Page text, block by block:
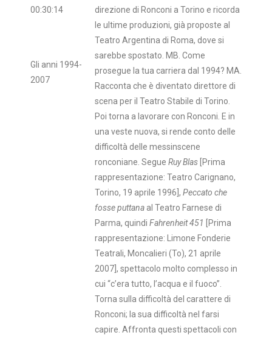
00:30:14
Gli anni 1994-
2007
direzione di Ronconi a Torino e ricorda
le ultime produzioni, già proposte al
Teatro Argentina di Roma, dove si
sarebbe spostato. MB. Come
prosegue la tua carriera dal 1994? MA.
Racconta che è diventato direttore di
scena per il Teatro Stabile di Torino.
Poi torna a lavorare con Ronconi. E in
una veste nuova, si rende conto delle
difficoltà delle messinscene
ronconiane. Segue Ruy Blas [Prima
rappresentazione: Teatro Carignano,
Torino, 19 aprile 1996], Peccato che
fosse puttana al Teatro Farnese di
Parma, quindi Fahrenheit 451
[Prima
rappresentazione: Limone Fonderie
Teatrali, Moncalieri (To), 21 aprile
2007], spettacolo molto complesso in
cui “c’era tutto, l’acqua e il fuoco”.
Torna sulla difficoltà del carattere di
Ronconi; la sua difficoltà nel farsi
capire. Affronta questi spettacoli con